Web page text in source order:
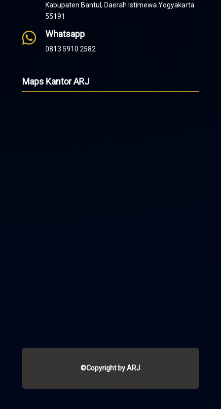
Kabupaten Bantul, Daerah Istimewa Yogyakarta
55191
 Whatsapp
0813 5910 2582
Maps Kantor ARJ
©Copyright by ARJ